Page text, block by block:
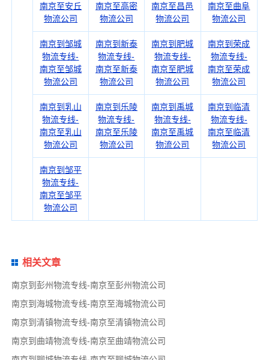
南京至安丘
物流公司
南京至高密
物流公司
南京至昌邑
物流公司
南京至曲阜
物流公司
南京到邹城
物流专线-
南京至邹城
物流公司
南京到新泰
物流专线-
南京至新泰
物流公司
南京到肥城
物流专线-
南京至肥城
物流公司
南京到荣成
物流专线-
南京至荣成
物流公司
南京到乳山
物流专线-
南京至乳山
物流公司
南京到乐陵
物流专线-
南京至乐陵
物流公司
南京到禹城
物流专线-
南京至禹城
物流公司
南京到临清
物流专线-
南京至临清
物流公司
南京到邹平
物流专线-
南京至邹平
物流公司
相关文章
南京到彭州物流专线-南京至彭州物流公司
南京到海城物流专线-南京至海城物流公司
南京到清镇物流专线-南京至清镇物流公司
南京到曲靖物流专线-南京至曲靖物流公司